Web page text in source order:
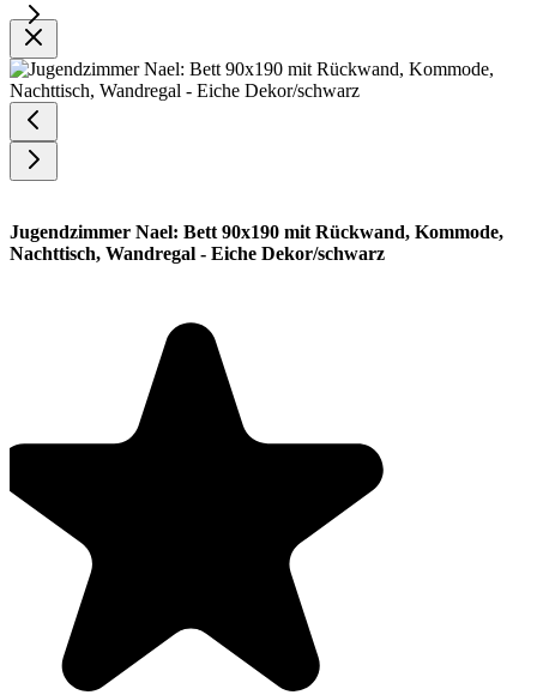
Jugendzimmer Nael: Bett 90x190 mit Rückwand, Kommode,
Nachttisch, Wandregal - Eiche Dekor/schwarz